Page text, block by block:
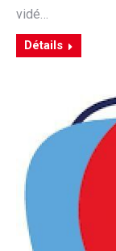
vidé…
Détails